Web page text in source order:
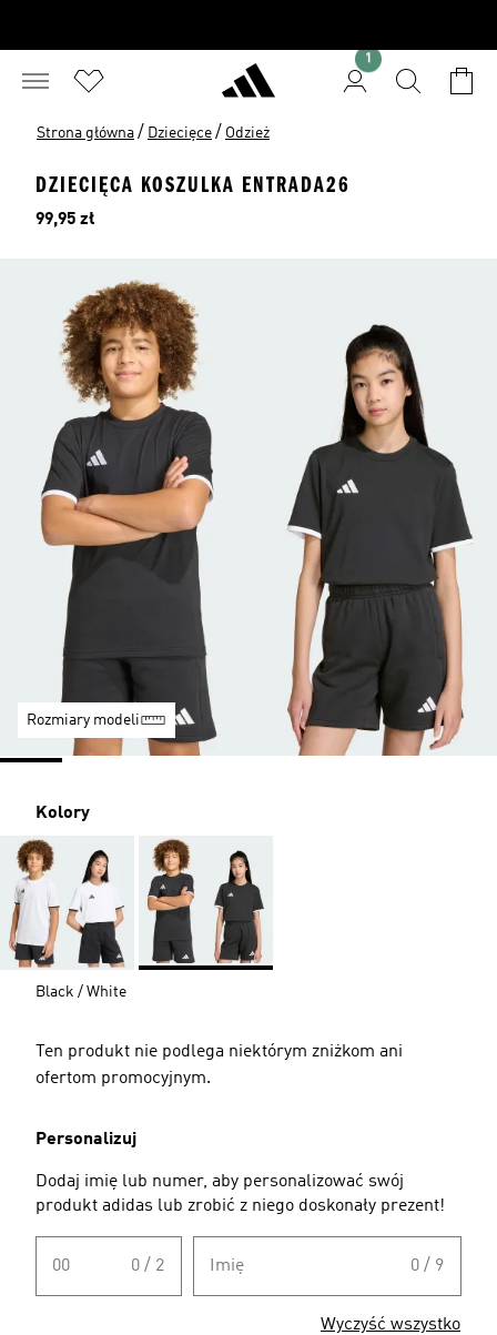
1
Strona główna / Dziecięce / Odzież
DZIECIĘCA KOSZULKA ENTRADA26
Cena
99,95 zł
Rozmiary modeli
Kolory
Black / White
Ten produkt nie podlega niektórym zniżkom ani
ofertom promocyjnym.
Personalizuj
Dodaj imię lub numer, aby personalizować swój
produkt adidas lub zrobić z niego doskonały prezent!
00 0 / 2 Imię 0 / 9
Wyczyść wszystko